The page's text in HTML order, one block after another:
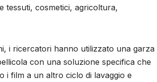
tessuti, cosmetici, agricoltura,
i ricercatori hanno utilizzato una garza
con una soluzione specifica che
i film a un altro ciclo di lavaggio e